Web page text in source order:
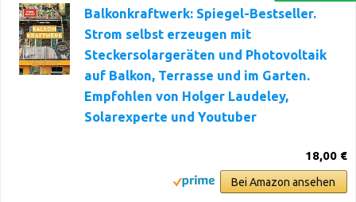
Balkonkraftwerk: Spiegel-Bestseller.
Strom selbst erzeugen mit
Steckersolargeräten und Photovoltaik
auf Balkon, Terrasse und im Garten.
Empfohlen von Holger Laudeley,
Solarexperte und Youtuber
18,00 €
Bei Amazon ansehen